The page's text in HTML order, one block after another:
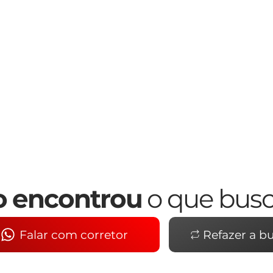
encontrou o que
Falar com corretor Refazer a